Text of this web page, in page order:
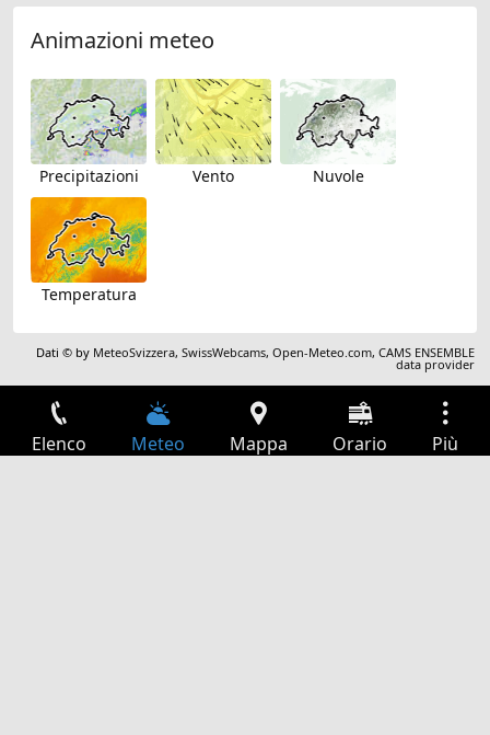
Animazioni meteo
Precipitazioni Vento Nuvole
Temperatura
Dati © by MeteoSvizzera,SwissWebcams,Open-Meteo.com,CAMS ENSEMBLE
data provider
Elenco Meteo Mappa Orario Più